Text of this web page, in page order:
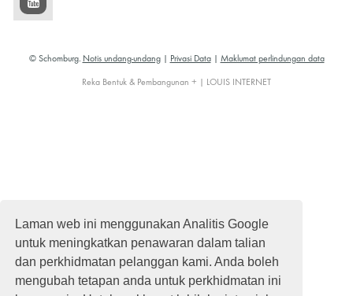
Laman web ini menggunakan Analitis Google
untuk meningkatkan penawaran dalam talian
dan perkhidmatan pelanggan kami. Anda boleh
mengubah tetapan anda untuk perkhidmatan ini
© Schomburg. Notis undang-undang| Privasi Data| Maklumat perlindungan data
Reka Bentuk & Pembangunan + | LOUIS INTERNET